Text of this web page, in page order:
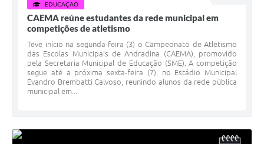
EDUCAÇÃO
CAEMA reúne estudantes da rede municipal em
competições de atletismo
Teve início na segunda-feira (3) o Campeonato de Atletismo
das Escolas Municipais de Andradina (CAEMA), promovido
pela Secretaria Municipal de Educação (SME). A competição
segue até a próxima sexta-feira (7), no Estádio Municipal
Evandro Brembatti Calvoso, reunindo alunos da rede pública
municipal em...